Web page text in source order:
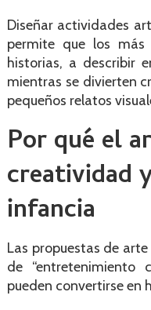
Diseñar actividades
permite que los más
historias, a describir
mientras se divierten
pequeños relatos
Por qué el
creatividad
infancia
Las propuestas de
de “entretenimiento
pueden convertirse en